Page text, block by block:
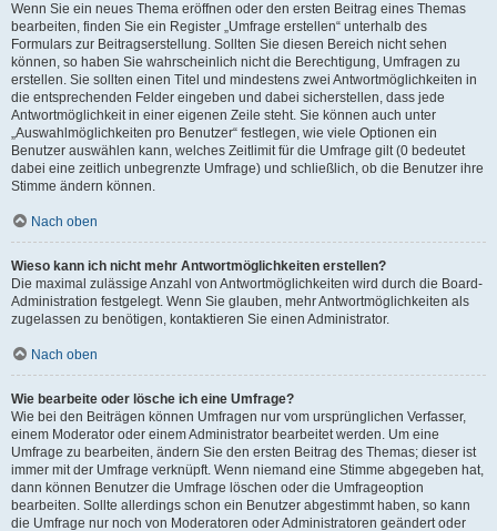
Wenn Sie ein neues Thema eröffnen oder den ersten Beitrag eines Themas
bearbeiten, finden Sie ein Register „Umfrage erstellen“ unterhalb des
Formulars zur Beitragserstellung. Sollten Sie diesen Bereich nicht sehen
können, so haben Sie wahrscheinlich nicht die Berechtigung, Umfragen zu
erstellen. Sie sollten einen Titel und mindestens zwei Antwortmöglichkeiten in
die entsprechenden Felder eingeben und dabei sicherstellen, dass jede
Antwortmöglichkeit in einer eigenen Zeile steht. Sie können auch unter
„Auswahlmöglichkeiten pro Benutzer“ festlegen, wie viele Optionen ein
Benutzer auswählen kann, welches Zeitlimit für die Umfrage gilt (0 bedeutet
dabei eine zeitlich unbegrenzte Umfrage) und schließlich, ob die Benutzer ihre
Stimme ändern können.
Nach oben
Wieso kann ich nicht mehr Antwortmöglichkeiten erstellen?
Die maximal zulässige Anzahl von Antwortmöglichkeiten wird durch die Board-
Administration festgelegt. Wenn Sie glauben, mehr Antwortmöglichkeiten als
zugelassen zu benötigen, kontaktieren Sie einen Administrator.
Nach oben
Wie bearbeite oder lösche ich eine Umfrage?
Wie bei den Beiträgen können Umfragen nur vom ursprünglichen Verfasser,
einem Moderator oder einem Administrator bearbeitet werden. Um eine
Umfrage zu bearbeiten, ändern Sie den ersten Beitrag des Themas; dieser ist
immer mit der Umfrage verknüpft. Wenn niemand eine Stimme abgegeben hat,
dann können Benutzer die Umfrage löschen oder die Umfrageoption
bearbeiten. Sollte allerdings schon ein Benutzer abgestimmt haben, so kann
die Umfrage nur noch von Moderatoren oder Administratoren geändert oder